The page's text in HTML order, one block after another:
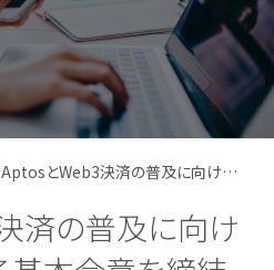
l
e
n
a
v
i
AptosとWeb3決済の普及に向けた協業に関する基本合意を締結
済の普及に向け